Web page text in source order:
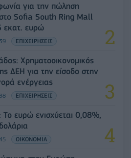
για την πώληση
στο Sofia South Ring Mall
εκατ. ευρώ
ΕΠΙΧΕΙΡΗΣΕΙΣ
Χρηματοοικονομικός
ΔΕΗ για την είσοδο στην
ενέργειας
ΕΠΙΧΕΙΡΗΣΕΙΣ
Το ευρώ ενισχύεται 0,08%,
ΟΙΚΟΝΟΜΙΑ